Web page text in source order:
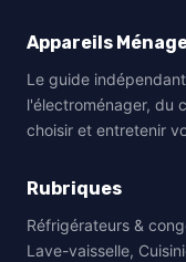
Appareils
Le guide
l'électroménager, du
choisir et entretenir
Rubriques
Réfrigérateurs &
Lave-vaisselle,